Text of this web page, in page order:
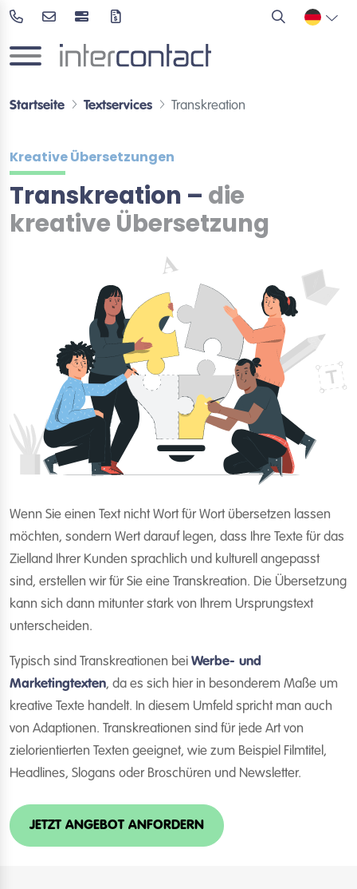
Startseite Textservices Transkreation
Kreative Übersetzungen
Transkreation – die
kreative Übersetzung
Wenn Sie einen Text nicht Wort für Wort übersetzen lassen
möchten, sondern Wert darauf legen, dass Ihre Texte für das
Zielland Ihrer Kunden sprachlich und kulturell angepasst
sind, erstellen wir für Sie eine Transkreation. Die Übersetzung
kann sich dann mitunter stark von Ihrem Ursprungstext
unterscheiden.
Typisch sind Transkreationen bei Werbe- und
Marketingtexten, da es sich hier in besonderem Maße um
kreative Texte handelt. In diesem Umfeld spricht man auch
von Adaptionen. Transkreationen sind für jede Art von
zielorientierten Texten geeignet, wie zum Beispiel Filmtitel,
Headlines, Slogans oder Broschüren und Newsletter.
JETZT ANGEBOT ANFORDERN